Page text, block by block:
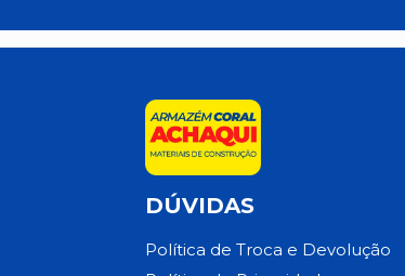
DÚVIDAS
Política de Troca e Devolução